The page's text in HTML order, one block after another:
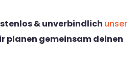
& unverbindlich unser
planen gemeinsam deinen